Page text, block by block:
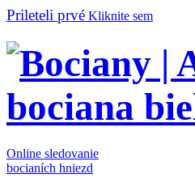
Prileteli prvé Kliknite sem
Online sledovanie
bocianích hniezd